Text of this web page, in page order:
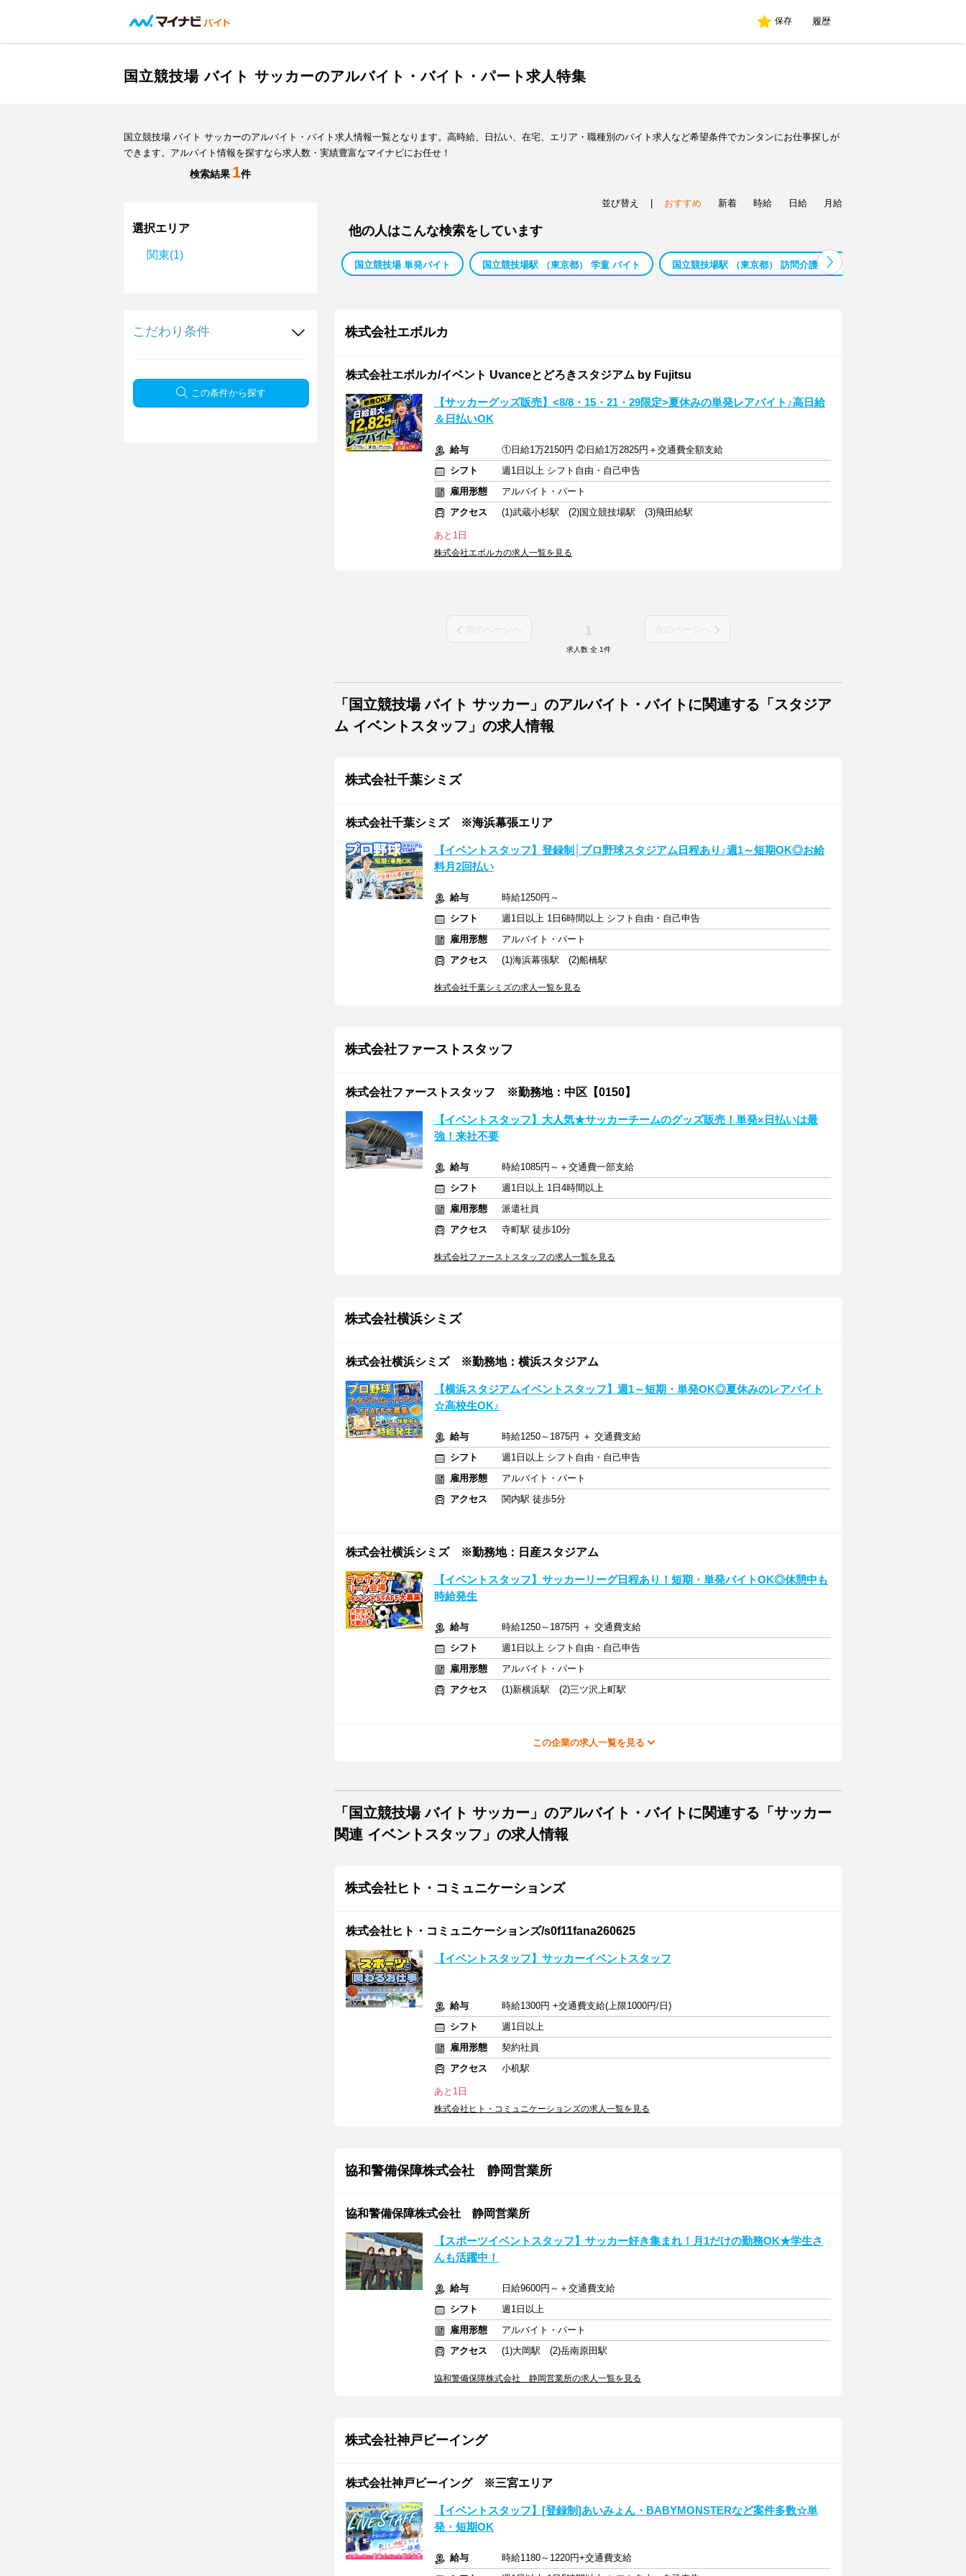
保存 履歴
国立競技場 バイト サッカーのアルバイト・バイト・パート求人特集
国立競技場 バイト サッカーのアルバイト・バイト求人情報一覧となります。高時給、日払い、在宅、エリア・職種別のバイト求人など希望条件でカンタンにお仕事探しが
できます。アルバイト情報を探すなら求人数・実績豊富なマイナビにお任せ！
検索結果 1件
選択エリア
関東(1)
こだわり条件
この条件から探す
並び替え おすすめ 新着 時給 日給 月給
他の人はこんな検索をしています
国立競技場 単発バイト 国立競技場駅 （東京都） 学童 バイト 国立競技場駅 （東京都） 訪問介護 バイト
株式会社エボルカ
株式会社エボルカ/イベント Uvanceとどろきスタジアム by Fujitsu
【サッカーグッズ販売】<8/8・15・21・29限定>夏休みの単発レアバイト♪高日給
＆日払いOK
給与
①日給1万2150円 ②日給1万2825円＋交通費全額支給
シフト
週1日以上 シフト自由・自己申告
雇用形態
アルバイト・パート
アクセス
(1)武蔵小杉駅 (2)国立競技場駅 (3)飛田給駅
あと1日
株式会社エボルカの求人一覧を見る
前のページへ 1 次のページへ
求人数 全 1件
「国立競技場 バイト サッカー」のアルバイト・バイトに関連する「スタジア
ム イベントスタッフ」の求人情報
株式会社千葉シミズ
株式会社千葉シミズ ※海浜幕張エリア
【イベントスタッフ】登録制│プロ野球スタジアム日程あり♪週1～短期OK◎お給
料月2回払い
給与
時給1250円～
シフト
週1日以上 1日6時間以上 シフト自由・自己申告
雇用形態
アルバイト・パート
アクセス
(1)海浜幕張駅 (2)船橋駅
株式会社千葉シミズの求人一覧を見る
株式会社ファーストスタッフ
株式会社ファーストスタッフ ※勤務地：中区【0150】
【イベントスタッフ】大人気★サッカーチームのグッズ販売！単発×日払いは最
強！来社不要
給与
時給1085円～＋交通費一部支給
シフト
週1日以上 1日4時間以上
雇用形態
派遣社員
アクセス
寺町駅 徒歩10分
株式会社ファーストスタッフの求人一覧を見る
株式会社横浜シミズ
株式会社横浜シミズ ※勤務地：横浜スタジアム
【横浜スタジアムイベントスタッフ】週1～短期・単発OK◎夏休みのレアバイト
☆高校生OK♪
給与
時給1250～1875円 ＋ 交通費支給
シフト
週1日以上 シフト自由・自己申告
雇用形態
アルバイト・パート
アクセス
関内駅 徒歩5分
株式会社横浜シミズ ※勤務地：日産スタジアム
【イベントスタッフ】サッカーリーグ日程あり！短期・単発バイトOK◎休憩中も
時給発生
給与
時給1250～1875円 ＋ 交通費支給
シフト
週1日以上 シフト自由・自己申告
雇用形態
アルバイト・パート
アクセス
(1)新横浜駅 (2)三ツ沢上町駅
この企業の求人一覧を見る
「国立競技場 バイト サッカー」のアルバイト・バイトに関連する「サッカー
関連 イベントスタッフ」の求人情報
株式会社ヒト・コミュニケーションズ
株式会社ヒト・コミュニケーションズ/s0f11fana260625
【イベントスタッフ】サッカーイベントスタッフ
給与
時給1300円 +交通費支給(上限1000円/日)
シフト
週1日以上
雇用形態
契約社員
アクセス
小机駅
あと1日
株式会社ヒト・コミュニケーションズの求人一覧を見る
協和警備保障株式会社 静岡営業所
協和警備保障株式会社 静岡営業所
【スポーツイベントスタッフ】サッカー好き集まれ！月1だけの勤務OK★学生さ
んも活躍中！
給与
日給9600円～＋交通費支給
シフト
週1日以上
雇用形態
アルバイト・パート
アクセス
(1)大岡駅 (2)岳南原田駅
協和警備保障株式会社 静岡営業所の求人一覧を見る
株式会社神戸ビーイング
株式会社神戸ビーイング ※三宮エリア
【イベントスタッフ】[登録制]あいみょん・BABYMONSTERなど案件多数☆単
発・短期OK
給与
時給1180～1220円+交通費支給